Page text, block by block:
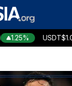
1.25% USDT$1.00